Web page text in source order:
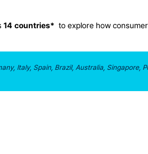
14 countries* to explore how
Italy, Spain, Brazil, Australia, Singapore,